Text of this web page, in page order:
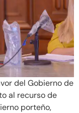
del Gobierno de
al recurso de
porteño,